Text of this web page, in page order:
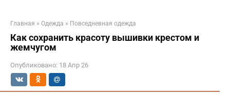
Главная » Одежда » Повседневная одежда
Как сохранить красоту вышивки крестом и
жемчугом
Опубликовано: 18 Апр 26